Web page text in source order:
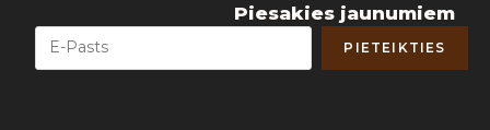
Piesakies jaunumiem